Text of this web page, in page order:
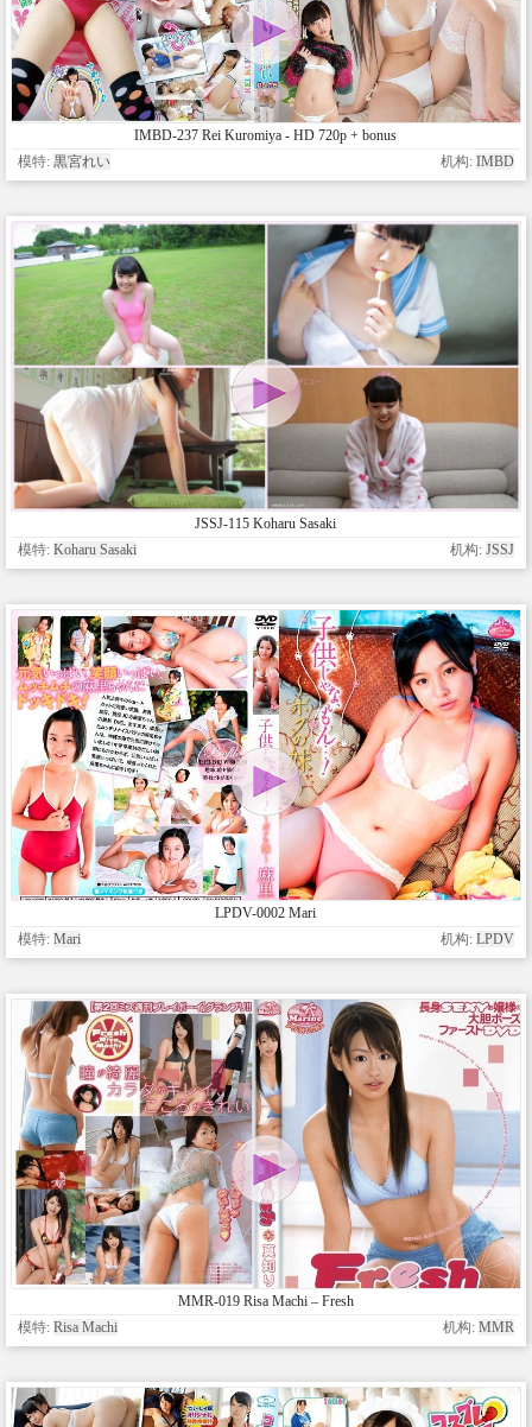
IMBD-237 Rei Kuromiya - HD 720p + bonus
模特: 黒宮れい 机构: IMBD
JSSJ-115 Koharu Sasaki
模特: Koharu Sasaki 机构: JSSJ
LPDV-0002 Mari
模特: Mari 机构: LPDV
MMR-019 Risa Machi – Fresh
模特: Risa Machi 机构: MMR